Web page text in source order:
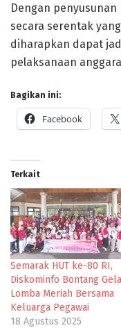
Dengan penyusunan
secara serentak
diharapkan dapat
pelaksanaan
Bagikan ini:
Facebook
Terkait
Semarak HUT ke-80 RI,
Diskominfo Bontang
Lomba Meriah Bersama
Keluarga Pegawai
18 Agustus 2025